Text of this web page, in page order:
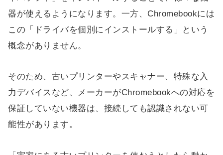
器が使えるようになります。一方、Chromebookには
この「ドライバを個別にインストールする」という
概念がありません。
そのため、古いプリンターやスキャナー、特殊な入
力デバイスなど、メーカーがChromebookへの対応を
保証していない機器は、接続しても認識されない可
能性があります。